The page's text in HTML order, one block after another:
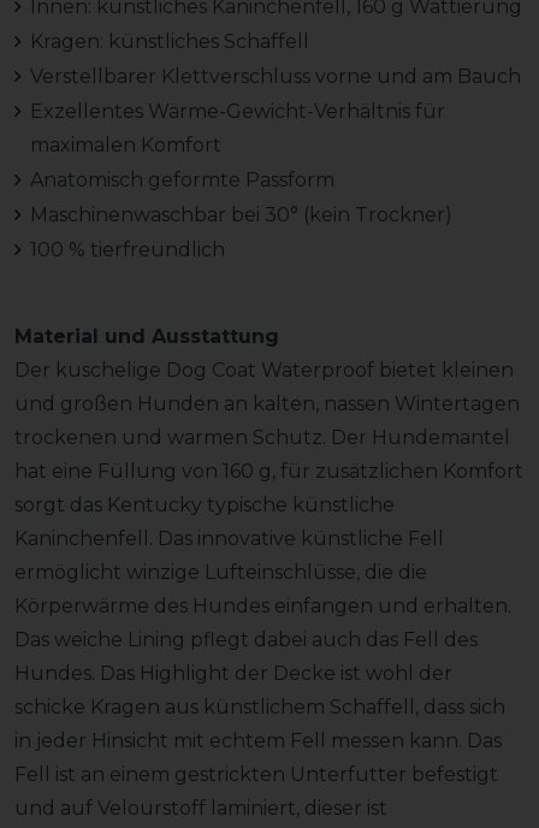
Innen: künstliches Kaninchenfell, 160 g Wattierung
Kragen: künstliches Schaffell
Verstellbarer Klettverschluss vorne und am Bauch
Exzellentes Wärme-Gewicht-Verhältnis für
maximalen Komfort
Anatomisch geformte Passform
Maschinenwaschbar bei 30° (kein Trockner)
100 % tierfreundlich
Material und Ausstattung
Der kuschelige Dog Coat Waterproof bietet kleinen
und großen Hunden an kalten, nassen Wintertagen
trockenen und warmen Schutz. Der Hundemantel
hat eine Füllung von 160 g, für zusätzlichen Komfort
sorgt das Kentucky typische künstliche
Kaninchenfell. Das innovative künstliche Fell
ermöglicht winzige Lufteinschlüsse, die die
Körperwärme des Hundes einfangen und erhalten.
Das weiche Lining pflegt dabei auch das Fell des
Hundes. Das Highlight der Decke ist wohl der
schicke Kragen aus künstlichem Schaffell, dass sich
in jeder Hinsicht mit echtem Fell messen kann. Das
Fell ist an einem gestrickten Unterfutter befestigt
und auf Velourstoff laminiert, dieser ist